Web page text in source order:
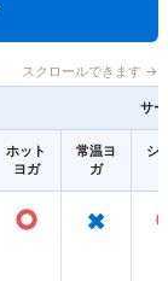
スクロールできます →
サ
ホット
ヨガ
常温ヨ
ガ
シ
○ ×